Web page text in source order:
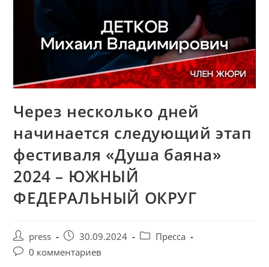
Через несколько дней
начинается следующий этап
фестиваля «Душа баяна»
2024 – ЮЖНЫЙ
ФЕДЕРАЛЬНЫЙ ОКРУГ
press 30.09.2024
Пресса
0 комментариев